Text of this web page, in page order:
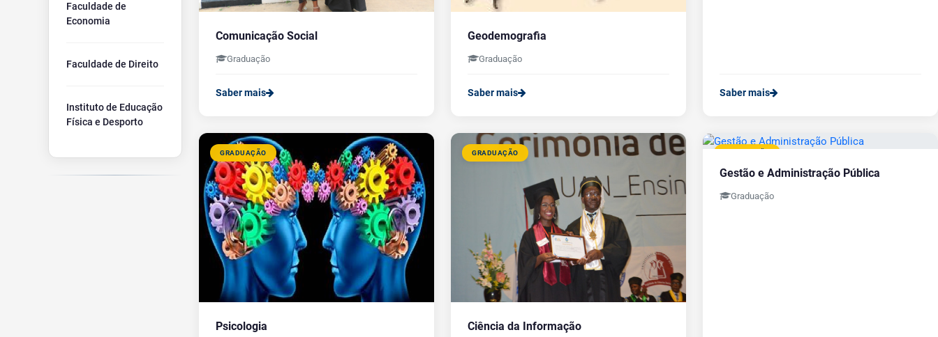
Comunicação Social
Graduação
Saber mais
Geodemografia
Graduação
Saber mais Saber mais
GRADUAÇÃO
Psicologia
GRADUAÇÃO
Ciência da Informação
Gestão e Administração Pública
Graduação
Faculdade de
Economia
Faculdade de Direito
Instituto de Educação
Física e Desporto